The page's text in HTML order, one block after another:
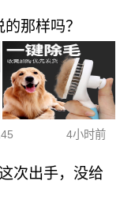
那样吗？
4小时前
次出手，没给